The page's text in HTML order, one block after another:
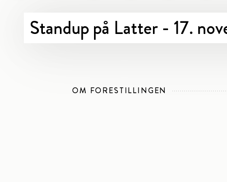
Standup på Latter - 17.
OM FORESTILLINGEN